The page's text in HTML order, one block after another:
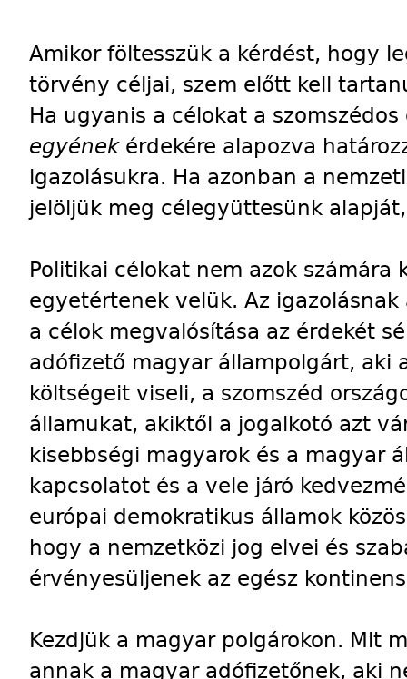
Amikor föltesszük a kérdést, hogy
törvény céljai, szem előtt kell
Ha ugyanis a célokat a
egyénekérdekére alapozva
igazolásukra. Ha azonban a
jelöljük meg célegyüttesünk
Politikai célokat nem azok számára
egyetértenek velük. Az
a célok megvalósítása az érdekét
adófizető magyar állampolgárt, aki
költségeit viseli, a szomszéd
államukat, akiktől a jogalkotó azt
kisebbségi magyarok és a magyar
kapcsolatot és a vele járó
európai demokratikus államok
hogy a nemzetközi jog elvei és
érvényesüljenek az egész
Kezdjük a magyar polgárokon. Mit
annak a magyar adófizetőnek, aki